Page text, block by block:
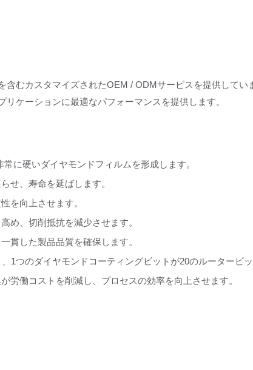
含むカスタマイズされたOEM / ODMサービスを提供して
ケーションに最適なパフォーマンスを提供します。
に硬いダイヤモンドフィルムを形成します。
せ、寿命を延ばします。
を向上させます。
め、切削抵抗を減少させます。
貫した製品品質を確保します。
1つのダイヤモンドコーティングビットが20のルータービ
労働コストを削減し、プロセスの効率を向上させます。